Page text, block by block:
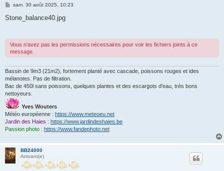
M
s
e
sam. 30 août 2025, 10:23
Stone_balance40.jpg
Vous n’avez pas les permissions nécessaires pour voir les fichiers joints à ce
message.
Bassin de 9m3 (21m2), fortement planté avec cascade, poissons rouges et ides
mélanotes. Pas de filtration.
Bac de 450l sans poissons, quelques plantes et des escargots d'eau, très bons
nettoyeurs.
Yves Wouters
Météo européenne : https://www.meteoeu.net
Jardin des Haies : https://www.jardindeshaies.be
Passion photo : https://www.fandephoto.net
BB24000
Arrivant(e)